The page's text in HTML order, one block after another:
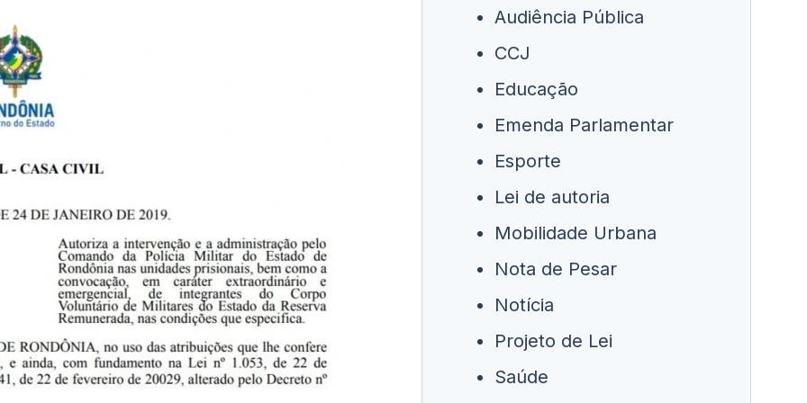
Audiência Pública
CCJ
Educação
Emenda Parlamentar
Esporte
Lei de autoria
Mobilidade Urbana
Nota de Pesar
Notícia
Projeto de Lei
Saúde